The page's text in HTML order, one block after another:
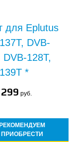
для Eplutus
DVB-
DVB-128T,
*
299 руб.
РЕКОМЕНДУЕМ
ПРИОБРЕСТИ